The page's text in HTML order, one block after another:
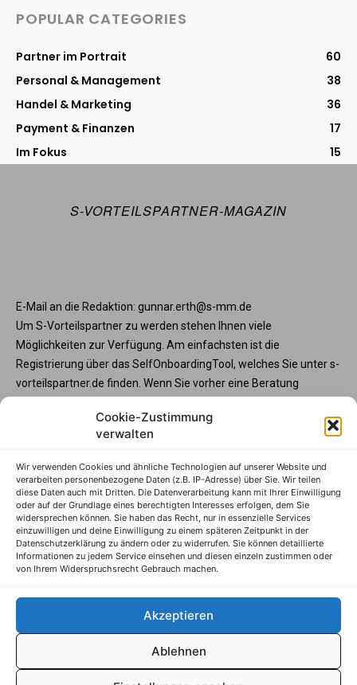
Cookie-Zustimmung
verwalten
Wir verwenden Cookies und ähnliche Technologien auf unserer Website und
verarbeiten personenbezogene Daten (z.B. IP-Adresse) über Sie. Wir teilen
diese Daten auch mit Dritten. Die Datenverarbeitung kann mit Ihrer Einwilligung
oder auf der Grundlage eines berechtigten Interesses erfolgen, dem Sie
widersprechen können. Sie haben das Recht, nur in essenzielle Services
einzuwilligen und deine Einwilligung zu einem späteren Zeitpunkt in der
Datenschutzerklärung zu ändern oder zu widerrufen. Sie können detaillierte
Informationen zu jedem Service einsehen und diesen einzeln zustimmen oder
von Ihrem Widerspruchsrecht Gebrauch machen.
Akzeptieren
Ablehnen
POPULAR CATEGORIES
Partner im Portrait
60
Personal & Management
38
Handel & Marketing
36
Payment & Finanzen
17
Im Fokus
15
S-VORTEILSPARTNER-MAGAZIN
E-Mail an die Redaktion: gunnar.erth@s-mm.de
Um S-Vorteilspartner zu werden stehen Ihnen viele
Möglichkeiten zur Verfügung. Am einfachsten ist die
Registrierung über das SelfOnboardingTool, welches Sie unter s-
vorteilspartner.de finden. Wenn Sie vorher eine Beratung
vorteilspartner.de oder Telefon +49 345 570295 3573 gerne zur
Verfügung. Und wenn Sie Ihre Programmteilnahme vorab mit
Ihren Sparkassenberater.
S-Vorteilspartner
Impressum
Datenschutzhinweise
AGB
Erklärung zur Barrierefreiheit
© S-Markt & Mehrwert, 2025